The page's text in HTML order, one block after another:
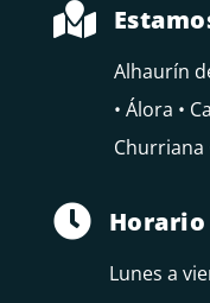

Alhaurín
• Álora •
Churriana
 Horario
Lunes a